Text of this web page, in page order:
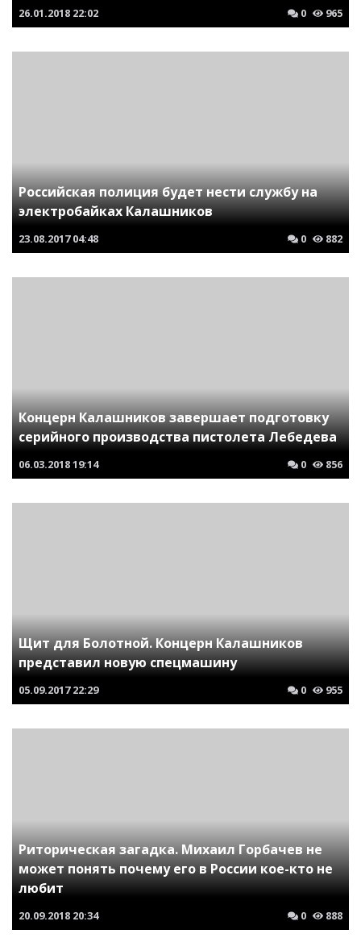
26.01.2018 22:02 0 965
Российская полиция будет нести службу на
электробайках Калашников
23.08.2017 04:48 0 882
Концерн Калашников завершает подготовку
серийного производства пистолета Лебедева
06.03.201819:14 0 856
Щит для Болотной. Концерн Калашников
представил новую спецмашину
05.09.2017 22:29 0 955
Риторическая загадка. Михаил Горбачев не
может понять почему его в России кое-кто не
любит
20.09.2018 20:34 0 888